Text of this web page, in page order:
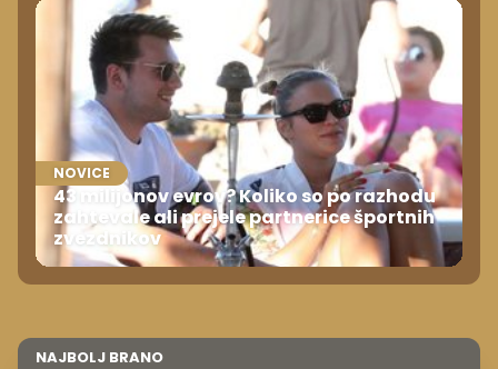
NOVICE
43 milijonov evrov? Koliko so po razhodu
zahtevale ali prejele partnerice športnih
zvezdnikov
NAJBOLJ BRANO